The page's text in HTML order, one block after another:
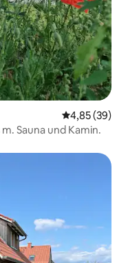
4,85 (39)
Sauna und Kamin.